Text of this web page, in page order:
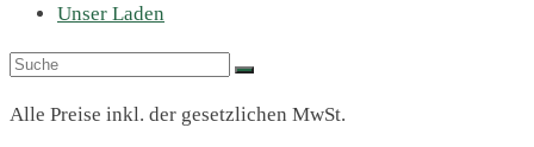
Unser Laden
Alle Preise inkl. der gesetzlichen MwSt.